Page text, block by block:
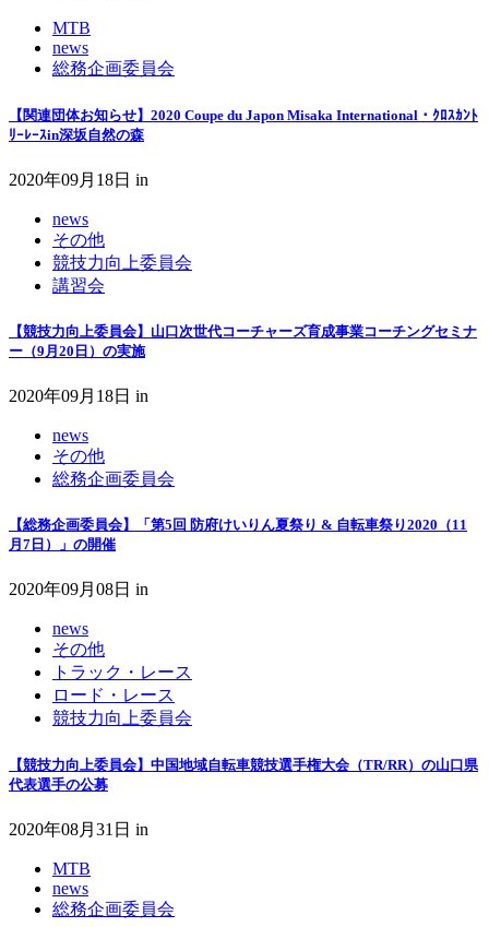
MTB
news
総務企画委員会
【関連団体お知らせ】2020 Coupe du Japon Misaka International・ｸﾛｽｶﾝﾄ
ﾘｰﾚｰｽin深坂⾃然の森
2020年09月18日 in
news
その他
競技力向上委員会
講習会
【競技力向上委員会】山口次世代コーチャーズ育成事業コーチングセミナ
ー（9月20日）の実施
2020年09月18日 in
news
その他
総務企画委員会
【総務企画委員会】「第5回 防府けいりん夏祭り & 自転車祭り2020（11
月7日）」の開催
2020年09月08日 in
news
その他
トラック・レース
ロード・レース
競技力向上委員会
【競技力向上委員会】中国地域自転車競技選手権大会（TR/RR）の山口県
代表選手の公募
2020年08月31日 in
MTB
news
総務企画委員会